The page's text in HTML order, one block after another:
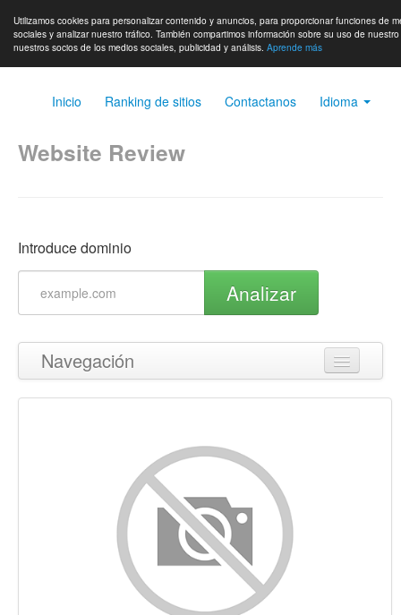
Utilizamos cookies para personalizar contenido y anuncios, para proporcionar funciones de
sociales y analizar nuestro tráfico. También compartimos información sobre su uso de
nuestros socios de los medios sociales, publicidad y análisis. Aprende más
Inicio Ranking de sitios Contactanos Idioma
Website Review
Introduce dominio
Analizar
Navegación
Volver arriba
Palabras Claves (Keywords)
Usabilidad
Documento